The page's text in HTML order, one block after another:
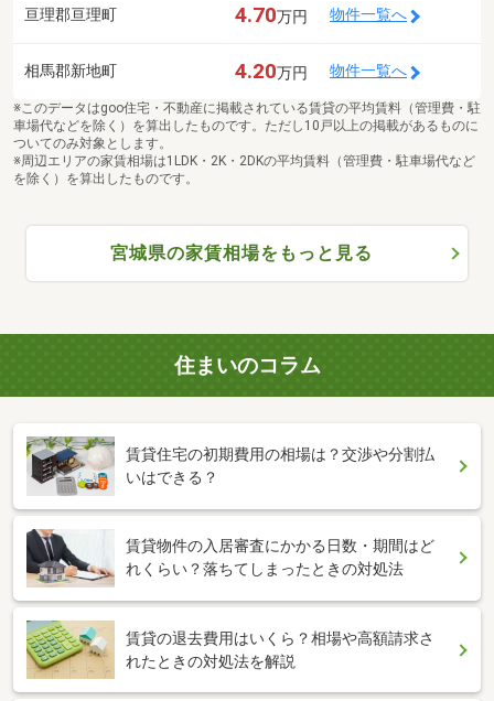
亘理郡亘理町 4.70万円 物件一覧へ
相馬郡新地町 4.20万円 物件一覧へ
※このデータはgoo住宅・不動産に掲載されている賃貸の平均賃料（管理費・駐
車場代などを除く）を算出したものです。ただし10戸以上の掲載があるものに
ついてのみ対象とします。
※周辺エリアの家賃相場は1LDK・2K・2DKの平均賃料（管理費・駐車場代など
を除く）を算出したものです。
宮城県の家賃相場をもっと見る
住まいのコラム
賃貸住宅の初期費用の相場は？交渉や分割払
いはできる？
賃貸物件の入居審査にかかる日数・期間はど
れくらい？落ちてしまったときの対処法
賃貸の退去費用はいくら？相場や高額請求さ
れたときの対処法を解説